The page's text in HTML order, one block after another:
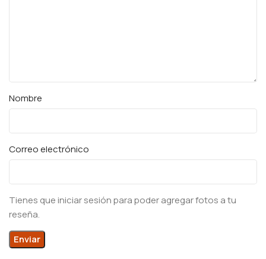
Nombre
Correo electrónico
Tienes que iniciar sesión para poder agregar fotos a tu
reseña.